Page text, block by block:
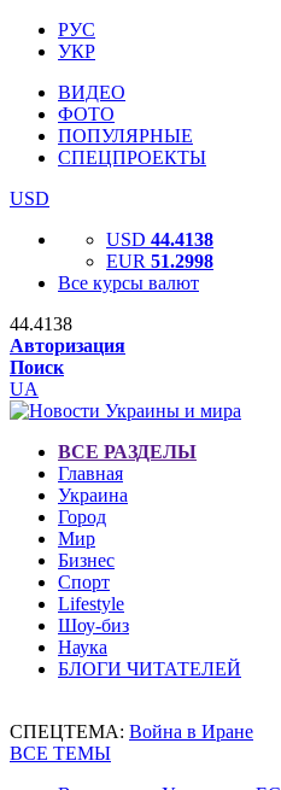
РУС
УКР
ВИДЕО
ФОТО
ПОПУЛЯРНЫЕ
СПЕЦПРОЕКТЫ
USD
USD 44.4138
EUR 51.2998
Все курсы валют
44.4138
Авторизация
Поиск
UA
ВСЕ РАЗДЕЛЫ
Главная
Украина
Город
Мир
Бизнес
Спорт
Lifestyle
Шоу-биз
Наука
БЛОГИ ЧИТАТЕЛЕЙ
СПЕЦТЕМА: Война в Иране
ВСЕ ТЕМЫ